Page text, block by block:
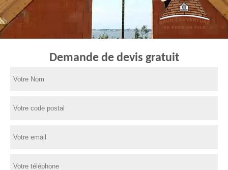
Demande de devis gratuit